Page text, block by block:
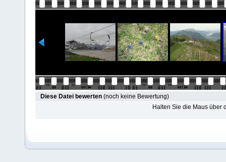
Diese Datei bewerten (noch keine Bewertung)
Halten Sie die Maus über